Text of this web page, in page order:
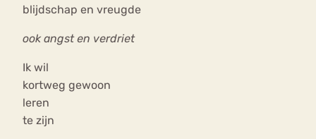
blijdschap en vreugde
ook angst en verdriet
Ik wil
kortweg gewoon
leren
te zijn